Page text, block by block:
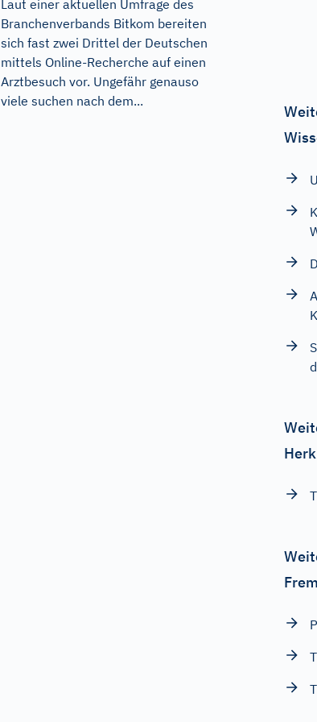
Laut einer aktuellen Umfrage des
Branchenverbands Bitkom bereiten
sich fast zwei Drittel der Deutschen
mittels Online-Recherche auf einen
Arztbesuch vor. Ungefähr genauso
viele suchen nach dem...